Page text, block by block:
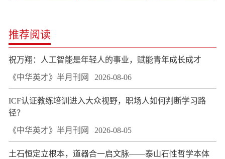
推荐阅读
祝万翔：人工智能是年轻人的事业，赋能青年成长成才
《中华英才》半月刊网 2026-08-06
ICF认证教练培训进入大众视野，职场人如何判断学习路
径？
《中华英才》半月刊网 2026-08-05
土石恒定立根本，道器合一启文脉——泰山石性哲学本体